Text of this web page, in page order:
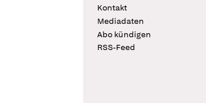
Kontakt
Mediadaten
Abo kündigen
RSS-Feed